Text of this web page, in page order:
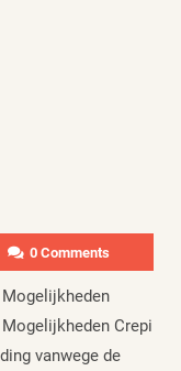
0 Comments
Mogelijkheden
Crepi
vanwege de